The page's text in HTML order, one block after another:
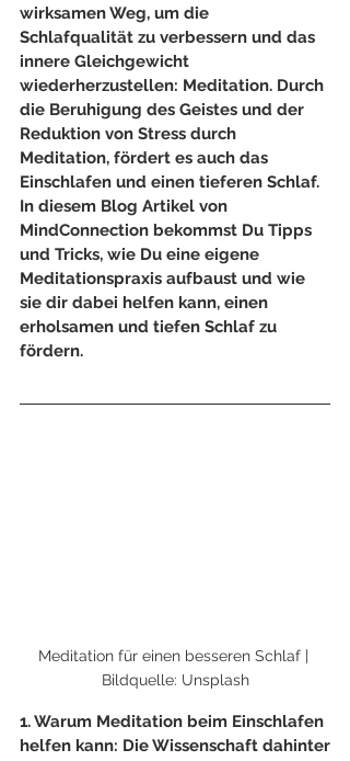
wirksamen Weg, um die
Schlafqualität zu verbessern und das
innere Gleichgewicht
wiederherzustellen: Meditation. Durch
die Beruhigung des Geistes und der
Reduktion von Stress durch
Meditation, fördert es auch das
Einschlafen und einen tieferen Schlaf.
In diesem Blog Artikel von
MindConnection bekommst Du Tipps
und Tricks, wie Du eine eigene
Meditationspraxis aufbaust und wie
sie dir dabei helfen kann, einen
erholsamen und tiefen Schlaf zu
fördern.
Meditation für einen besseren Schlaf |
Bildquelle: Unsplash
1. Warum Meditation beim Einschlafen
helfen kann: Die Wissenschaft dahinter